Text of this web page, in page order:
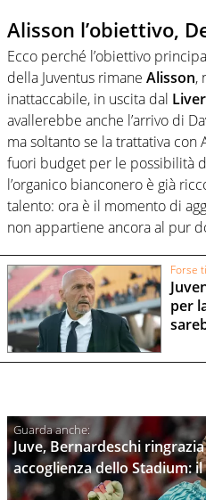
Alisson l’obiettivo,
Ecco perché l’obiettivo
della Juventus rimane Alisson,
inattaccabile, in uscita dal
avallerebbe anche l’arrivo di
ma soltanto se la trattativa con
fuori budget per le possibilità
l’organico bianconero è già
talento: ora è il momento di
non appartiene ancora al pur
Forse
per
Juve, Bernardeschi
accoglienza dello Stadium: